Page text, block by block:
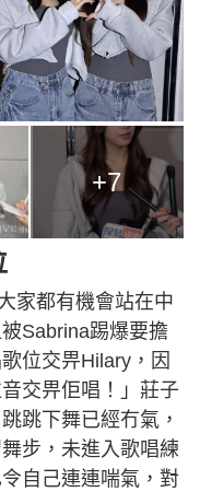
+7
家都有機會站在中
Sabrina踢爆要擔
位交畀Hilary，因
交畀佢唱！」莊子
跳下舞已經冇氣，
步，未進入歌唱練
自己連連喘氣，對